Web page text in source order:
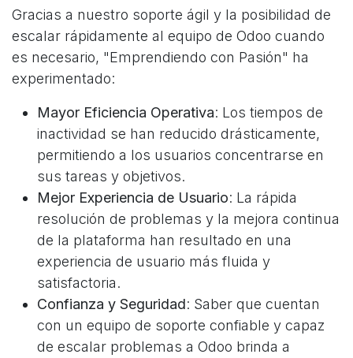
Gracias a nuestro soporte ágil y la posibilidad de
escalar rápidamente al equipo de Odoo cuando
es necesario, "Emprendiendo con Pasión" ha
experimentado:
Mayor Eficiencia Operativa: Los tiempos de
inactividad se han reducido drásticamente,
permitiendo a los usuarios concentrarse en
sus tareas y objetivos.
Mejor Experiencia de Usuario: La rápida
resolución de problemas y la mejora continua
de la plataforma han resultado en una
experiencia de usuario más fluida y
satisfactoria.
Confianza y Seguridad: Saber que cuentan
con un equipo de soporte confiable y capaz
de escalar problemas a Odoo brinda a